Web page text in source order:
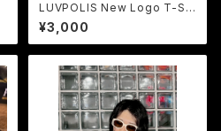
LUVPOLIS New Logo T-Shi
rt (White × MetallicOrang
e)
¥3,000